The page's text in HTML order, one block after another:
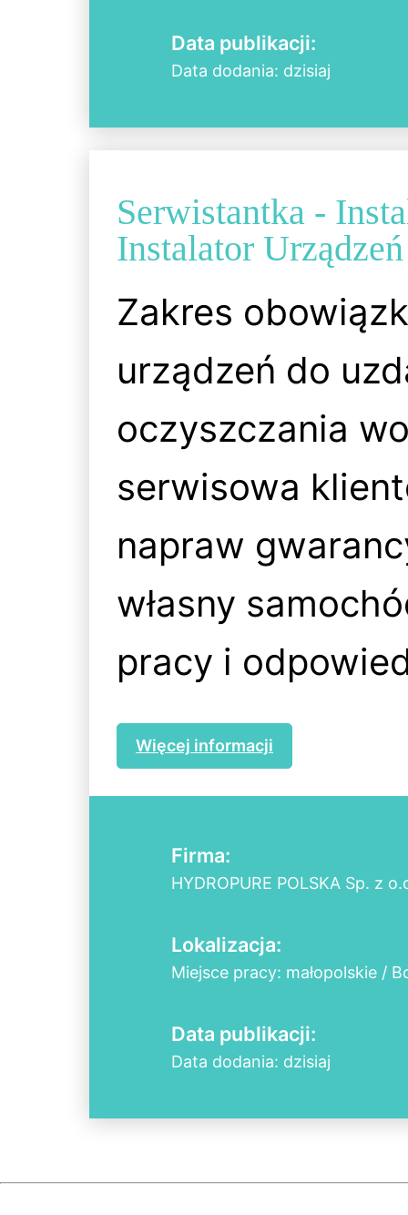
Data publikacji:
Data dodania: dzisiaj
Serwistantka -
Instalator
Zakres
urządzeń do
oczyszczania
serwisowa
napraw
własny
pracy i
Więcej informacji
Firma:
HYDROPURE POLSKA Sp. z
Lokalizacja:
Miejsce pracy: małopolskie /
Data publikacji:
Data dodania: dzisiaj